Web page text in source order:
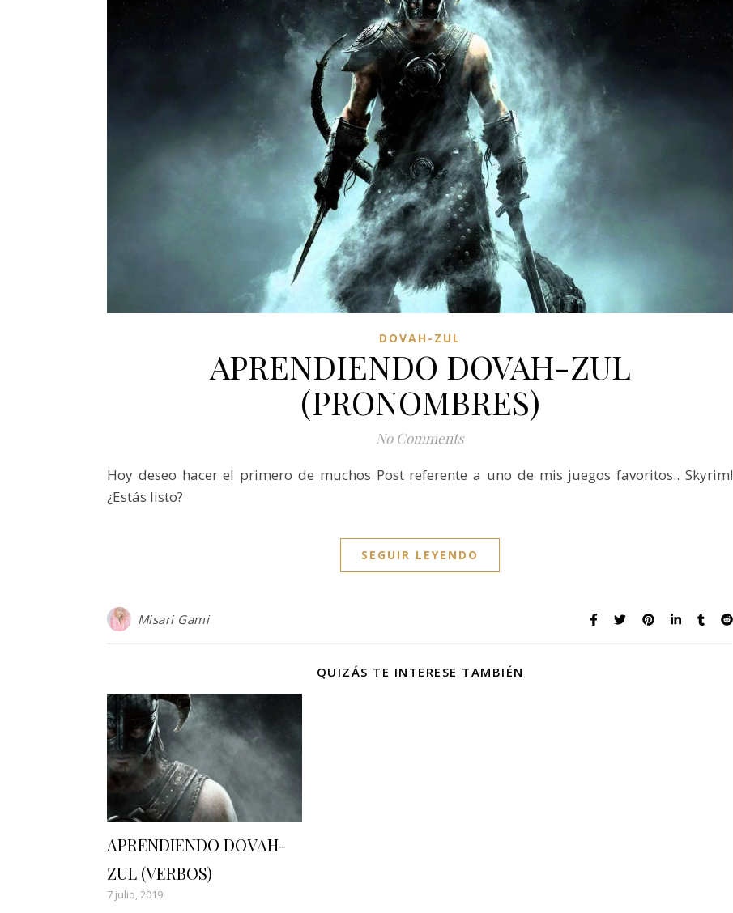
DOVAH-ZUL
APRENDIENDO DOVAH-ZUL
(PRONOMBRES)
No Comments
Hoy deseo hacer el primero de muchos Post referente a uno de mis juegos favoritos.. Skyrim!
¿Estás listo?
SEGUIR LEYENDO
Misari Gami
QUIZÁS TE INTERESE TAMBIÉN
APRENDIENDO DOVAH-
ZUL (VERBOS)
7 julio, 2019